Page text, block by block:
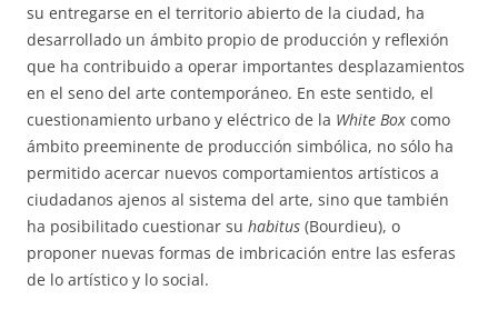
su entregarse en el territorio abierto de la ciudad, ha
desarrollado un ámbito propio de producción y reflexión
que ha contribuido a operar importantes desplazamientos
en el seno del arte contemporáneo. En este sentido, el
cuestionamiento urbano y eléctrico de la White Box como
ámbito preeminente de producción simbólica, no sólo ha
permitido acercar nuevos comportamientos artísticos a
ciudadanos ajenos al sistema del arte, sino que también
ha posibilitado cuestionar su habitus (Bourdieu), o
proponer nuevas formas de imbricación entre las esferas
de lo artístico y lo social.